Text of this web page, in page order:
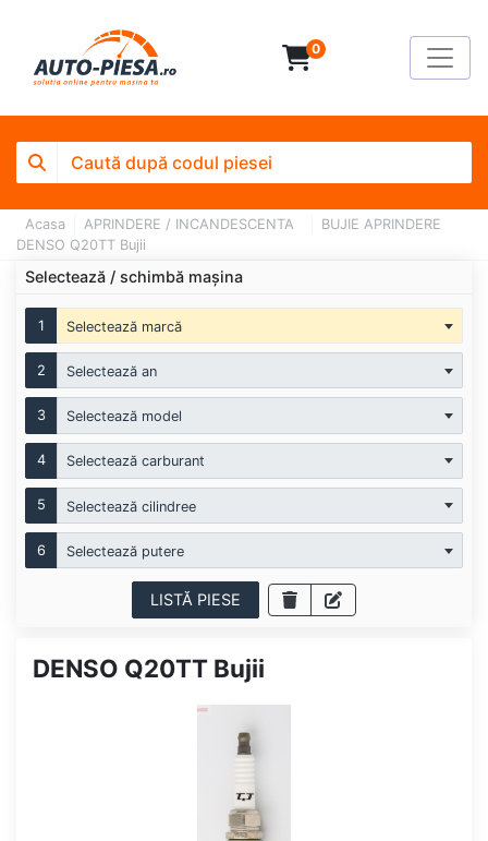
0
Acasa APRINDERE / INCANDESCENTA
BUJIE APRINDERE
DENSO Q20TT Bujii
Selectează / schimbă mașina
1 Selectează marcă
2 Selectează an
3 Selectează model
4 Selectează carburant
5 Selectează cilindree
6 Selectează putere
LISTĂ PIESE
DENSO Q20TT Bujii